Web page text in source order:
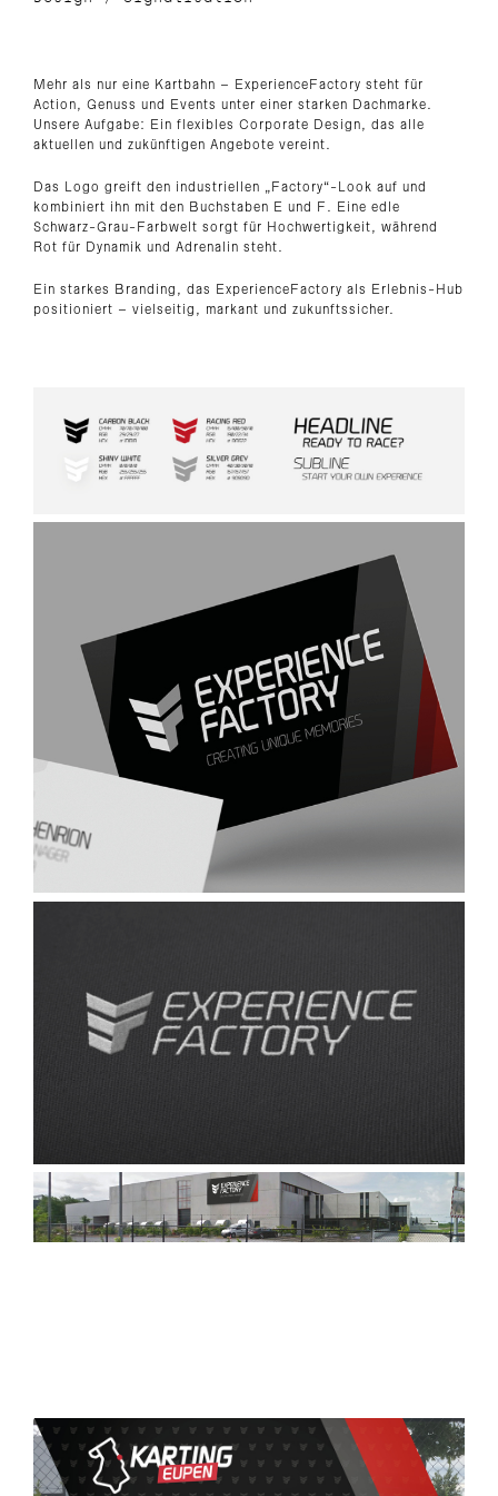
Mehr als nur eine Kartbahn – ExperienceFactory steht für
Action, Genuss und Events unter einer starken Dachmarke.
Unsere Aufgabe: Ein flexibles Corporate Design, das alle
aktuellen und zukünftigen Angebote vereint.
Das Logo greift den industriellen „Factory“-Look auf und
kombiniert ihn mit den Buchstaben E und F. Eine edle
Schwarz-Grau-Farbwelt sorgt für Hochwertigkeit, während
Rot für Dynamik und Adrenalin steht.
Ein starkes Branding, das ExperienceFactory als Erlebnis-Hub
positioniert – vielseitig, markant und zukunftssicher.